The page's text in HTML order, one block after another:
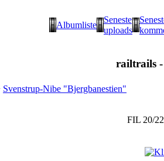
Albumliste
Seneste
uploads
railtrails
Svenstrup-Nibe "Bjergbanestien"
FIL 20/22